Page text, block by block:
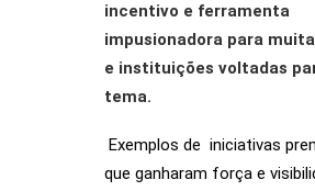
SEARCH
incentivo e ferramenta
impusionadora para
e instituições voltadas
tema.
Exemplos de iniciativas
que ganharam força e